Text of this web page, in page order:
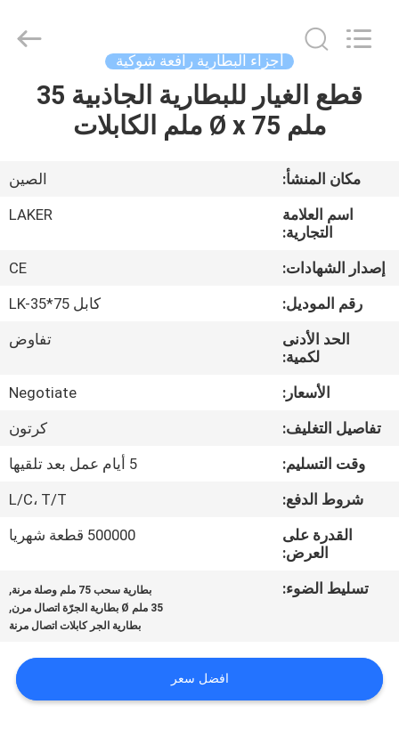
منزل
حول
جولة
ضبط
الجودة
اتصل
أخبار
الموقع
AUTOPARTS
CO.,LIMITED.
أجزاء البطارية رافعة شوكية
قطع الغيار للبطارية الجاذبية 35
ملم Ø x 75 ملم الكابلات
مكان المنشأ:
الصين
اسم العلامة
التجارية:
LAKER
إصدار الشهادات:
CE
رقم الموديل:
كابل LK-35*75
الحد الأدنى
لكمية:
تفاوض
الأسعار:
Negotiate
تفاصيل التغليف:
كرتون
وقت التسليم:
5 أيام عمل بعد تلقيها
شروط الدفع:
L/C، T/T
القدرة على
العرض:
500000 قطعة شهريا
تسليط الضوء: بطارية سحب 75 ملم وصلة مرنة ,
35 ملم Ø بطارية الجرّة اتصال مرن ,
بطارية الجر كابلات اتصال مرنة
افضل سعر